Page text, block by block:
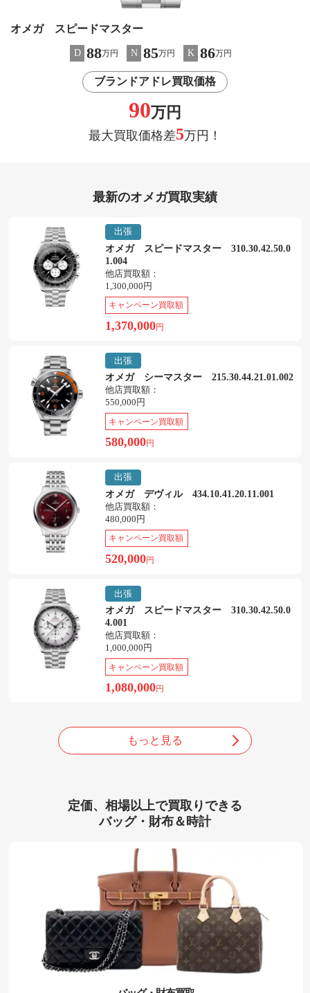
オメガ スピードマスター
D 88万円 N 85万円 K 86万円
ブランドアドレ買取価格
90万円
最大買取価格差5万円！
最新のオメガ買取実績
出張
オメガ スピードマスター 310.30.42.50.0
1.004
他店買取額：
1,300,000円
キャンペーン買取額
1,370,000円
出張
オメガ シーマスター 215.30.44.21.01.002
他店買取額：
550,000円
キャンペーン買取額
580,000円
出張
オメガ デヴィル 434.10.41.20.11.001
他店買取額：
480,000円
キャンペーン買取額
520,000円
出張
オメガ スピードマスター 310.30.42.50.0
4.001
他店買取額：
1,000,000円
キャンペーン買取額
1,080,000円
もっと見る
定価、相場以上で買取りできる
バッグ・財布＆時計